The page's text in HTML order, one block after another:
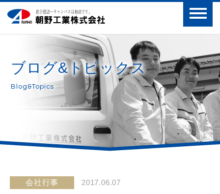
ブログ&トピックス
Blog&Topics
会社行事 2017.06.07